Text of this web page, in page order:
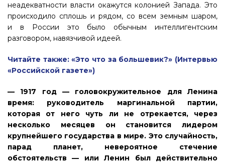
неадекватности власти окажутся колонией Запада. Это
происходило сплошь и рядом, со всем земным шаром,
и в России это было обычным интеллигентским
разговором, навязчивой идеей.
Читайте также: «Это что за большевик?» (Интервью
«Российской газете»)
— 1917 год — головокружительное для Ленина
время: руководитель маргинальной партии,
которая от него чуть ли не отрекается, через
несколько месяцев он становится лидером
крупнейшего государства в мире. Это случайность,
парад планет, невероятное стечение
обстоятельств — или Ленин был действительно